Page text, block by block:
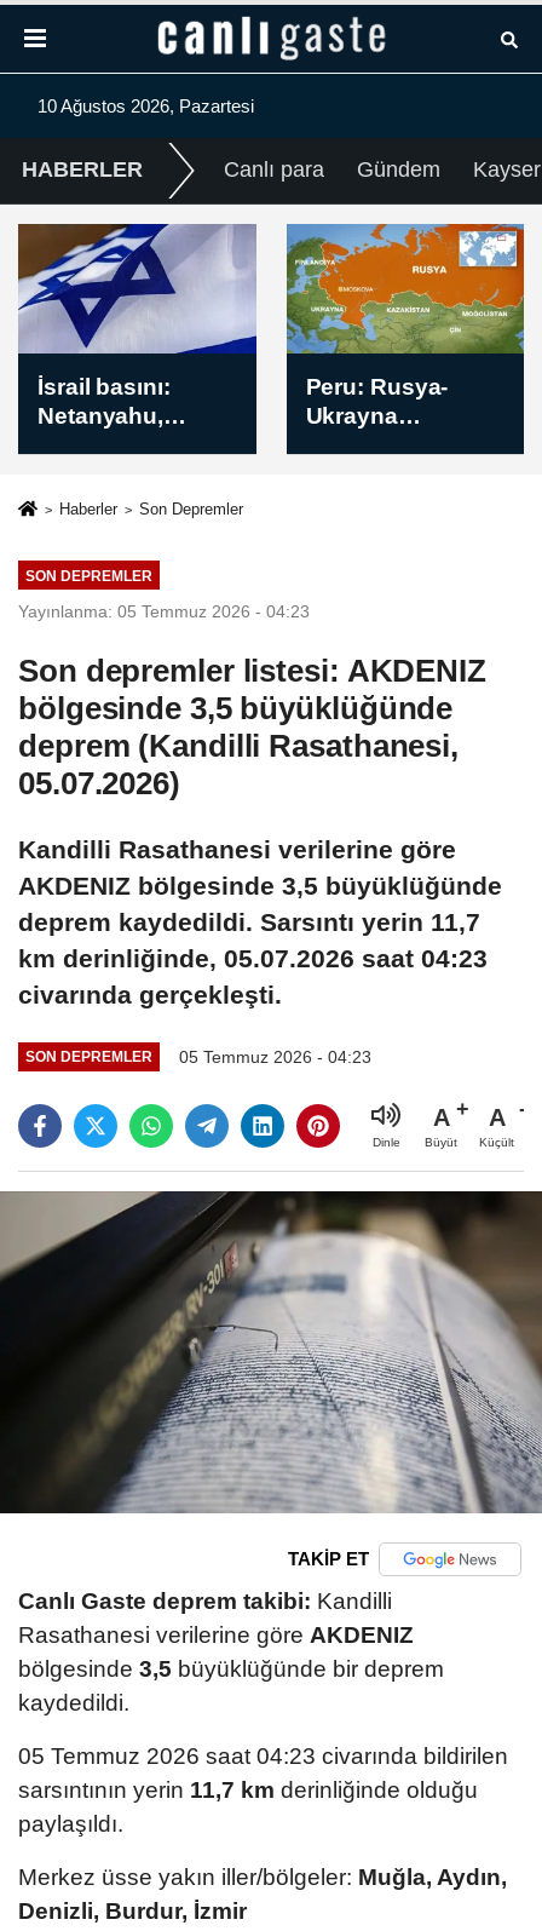
10 Ağustos 2026, Pazartesi
HABERLER Canlı para Gündem
Peru: Rusya-
Ukrayna
öldü
İsrail'in Gazze
Şeridi'ne
Haberler Son Depremler
SON DEPREMLER
Yayınlanma: 05 Temmuz 2026 - 04:23
Son depremler listesi: AKDENIZ
bölgesinde 3,5 büyüklüğünde
deprem (Kandilli Rasathanesi,
05.07.2026)
Kandilli Rasathanesi verilerine göre
AKDENIZ bölgesinde 3,5 büyüklüğünde
deprem kaydedildi. Sarsıntı yerin 11,7
km derinliğinde, 05.07.2026 saat 04:23
civarında gerçekleşti.
SON DEPREMLER 05 Temmuz 2026 - 04:23
Dinle
A
Büyüt
A
Küçült
TAKİP ET
Canlı Gaste deprem takibi: Kandilli
Rasathanesi verilerine göre AKDENIZ
bölgesinde 3,5 büyüklüğünde bir deprem
kaydedildi.
05 Temmuz 2026 saat 04:23 civarında bildirilen
sarsıntının yerin 11,7 km derinliğinde olduğu
paylaşıldı.
Merkez üsse yakın iller/bölgeler: Muğla, Aydın,
Denizli, Burdur, İzmir